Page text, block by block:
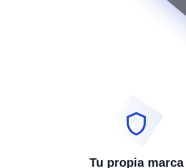
Tu propia marca